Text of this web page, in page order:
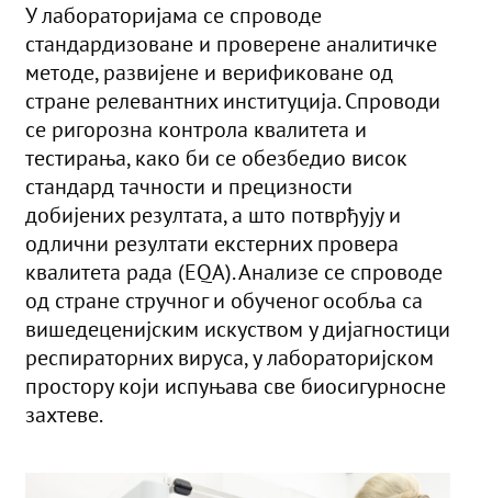
У лабораторијама се спроводе
стандардизоване и проверене аналитичке
методе, развијене и верификоване од
стране релевантних институција. Спроводи
се ригорозна контрола квалитета и
тестирања, како би се обезбедио висок
стандард тачности и прецизности
добијених резултата, а што потврђују и
одлични резултати екстерних провера
квалитета рада (EQA). Анализе се спроводе
од стране стручног и обученог особља са
вишедеценијским искуством у дијагностици
респираторних вируса, у лабораторијском
простору који испуњава све биосигурносне
захтеве.